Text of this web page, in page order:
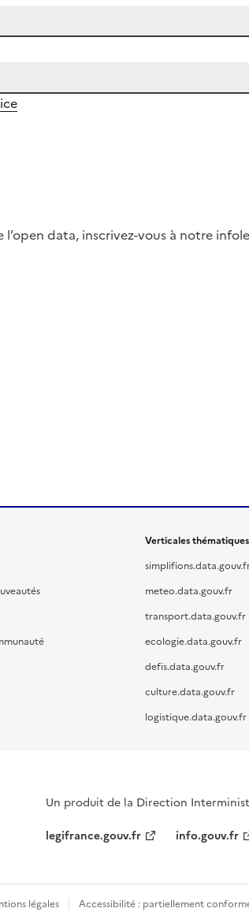
data, inscrivez-vous à notre
Verticales thématiques
meteo.data.gouv.fr
transport.data.gouv.fr
ecologie.data.gouv.fr
defis.data.gouv.fr
culture.data.gouv.fr
logistique.data.gouv.fr
Un produit de la Direction
legifrance.gouv.fr
info.gouv.fr
légales Accessibilité : partiellement